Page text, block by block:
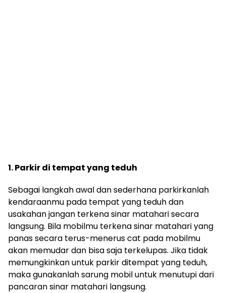
1. Parkir di tempat yang teduh
Sebagai langkah awal dan sederhana parkirkanlah
kendaraanmu pada tempat yang teduh dan
usakahan jangan terkena sinar matahari secara
langsung. Bila mobilmu terkena sinar matahari yang
panas secara terus-menerus cat pada mobilmu
akan memudar dan bisa saja terkelupas. Jika tidak
memungkinkan untuk parkir ditempat yang teduh,
maka gunakanlah sarung mobil untuk menutupi dari
pancaran sinar matahari langsung.